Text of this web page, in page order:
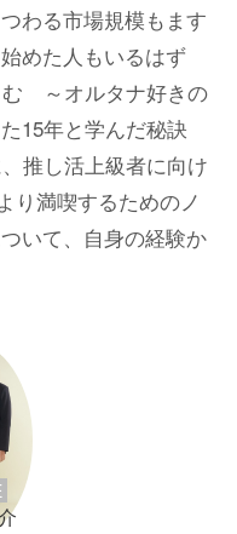
わる市場規模もます
めた人もいるはず
む ～オルタナ好きの
15年と学んだ秘訣
推し活上級者に向け
り満喫するためのノ
いて、自身の経験か